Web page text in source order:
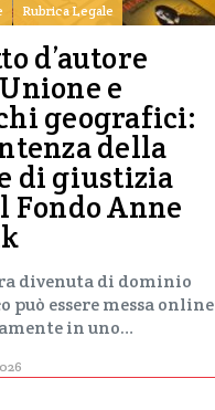
Rubrica Legale
d’autore
e
geografici:
della
di giustizia
Fondo Anne
divenuta di dominio
può essere messa online
in uno…